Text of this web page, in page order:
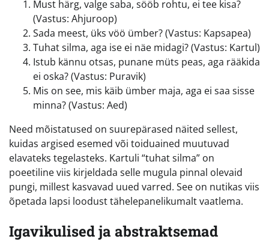
Must härg, valge saba, sööb rohtu, ei tee kisa?
(Vastus: Ahjuroop)
Sada meest, üks vöö ümber? (Vastus: Kapsapea)
Tuhat silma, aga ise ei näe midagi? (Vastus: Kartul)
Istub kännu otsas, punane müts peas, aga rääkida
ei oska? (Vastus: Puravik)
Mis on see, mis käib ümber maja, aga ei saa sisse
minna? (Vastus: Aed)
Need mõistatused on suurepärased näited sellest,
kuidas argised esemed või toiduained muutuvad
elavateks tegelasteks. Kartuli “tuhat silma” on
poeetiline viis kirjeldada selle mugula pinnal olevaid
pungi, millest kasvavad uued varred. See on nutikas viis
õpetada lapsi loodust tähelepanelikumalt vaatlema.
Igavikulised ja abstraktsemad